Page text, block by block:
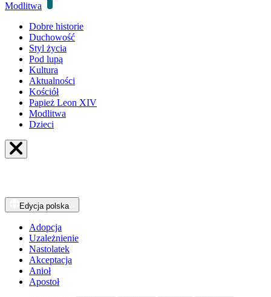
Modlitwa
Dobre historie
Duchowość
Styl życia
Pod lupą
Kultura
Aktualności
Kościół
Papież Leon XIV
Modlitwa
Dzieci
Edycja polska
Adopcja
Uzależnienie
Nastolatek
Akceptacja
Anioł
Apostoł